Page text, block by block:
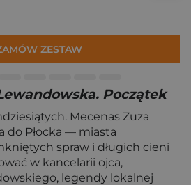
ZESTAW
Początek
Mecenas Zuza
do Płocka — miasta
spraw i długich cieni
w kancelarii ojca,
legendy lokalnej